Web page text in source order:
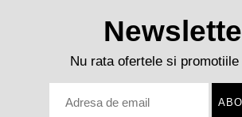
Nu rata ofertele si promotiile